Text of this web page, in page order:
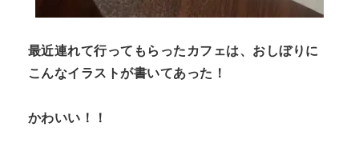
最近連れて行ってもらったカフェは、おしぼりに
こんなイラストが書いてあった！
かわいい！！